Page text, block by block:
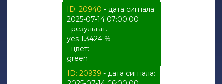
ID: 20940 - дата сигнала:
2025-07-14 07:00:00
- результат:
yes 1.3424 %
- цвет:
green
ID: 20939 - дата сигнала: